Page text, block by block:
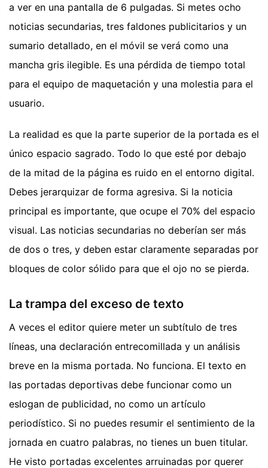
a ver en una pantalla de 6 pulgadas. Si metes ocho
noticias secundarias, tres faldones publicitarios y un
sumario detallado, en el móvil se verá como una
mancha gris ilegible. Es una pérdida de tiempo total
para el equipo de maquetación y una molestia para el
usuario.
La realidad es que la parte superior de la portada es el
único espacio sagrado. Todo lo que esté por debajo
de la mitad de la página es ruido en el entorno digital.
Debes jerarquizar de forma agresiva. Si la noticia
principal es importante, que ocupe el 70% del espacio
visual. Las noticias secundarias no deberían ser más
de dos o tres, y deben estar claramente separadas por
bloques de color sólido para que el ojo no se pierda.
La trampa del exceso de texto
A veces el editor quiere meter un subtítulo de tres
líneas, una declaración entrecomillada y un análisis
breve en la misma portada. No funciona. El texto en
las portadas deportivas debe funcionar como un
eslogan de publicidad, no como un artículo
periodístico. Si no puedes resumir el sentimiento de la
jornada en cuatro palabras, no tienes un buen titular.
He visto portadas excelentes arruinadas por querer